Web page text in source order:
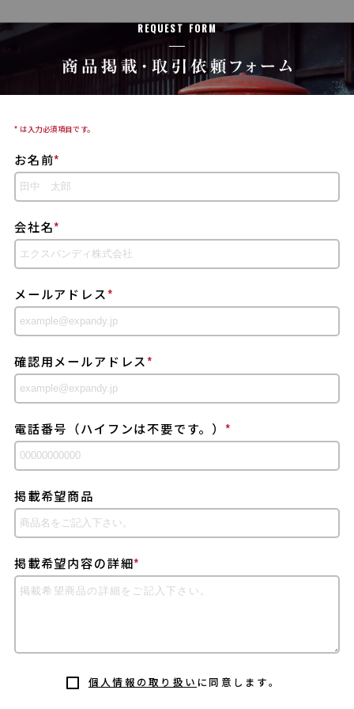
REQUEST FORM
* は入力必須項目です。
お名前*
会社名*
メールアドレス*
確認用メールアドレス*
電話番号（ハイフンは不要です。）*
掲載希望商品
掲載希望内容の詳細*
個人情報の取り扱い に同意します。